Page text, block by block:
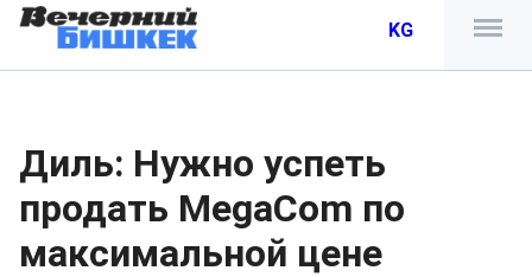
KG
Диль: Нужно успеть
продать MegaCom по
максимальной цене